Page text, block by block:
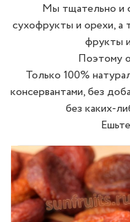
Мы тщательно и
сухофрукты и орехи, а
фрукты
Поэтому
Только 100%
консервантами, без
без каких-